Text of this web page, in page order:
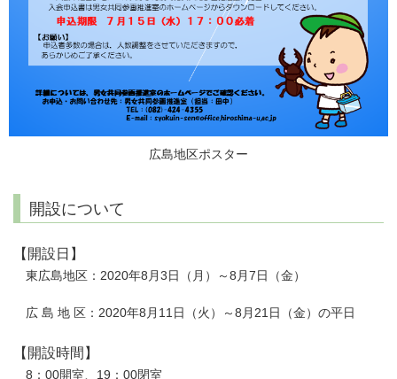
広島地区ポスター
開設について
【開設日】
東広島地区：2020年8月3日（月）～8月7日（金）
広 島 地 区：2020年8月11日（火）～8月21日（金）の平日
【開設時間】
8：00開室、19：00閉室